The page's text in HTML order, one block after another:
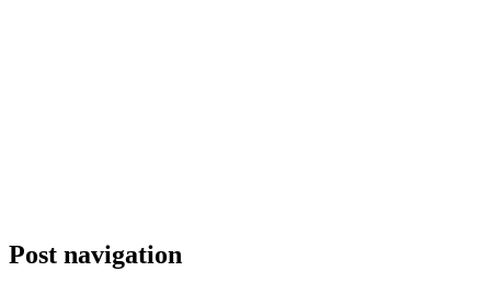
Post navigation